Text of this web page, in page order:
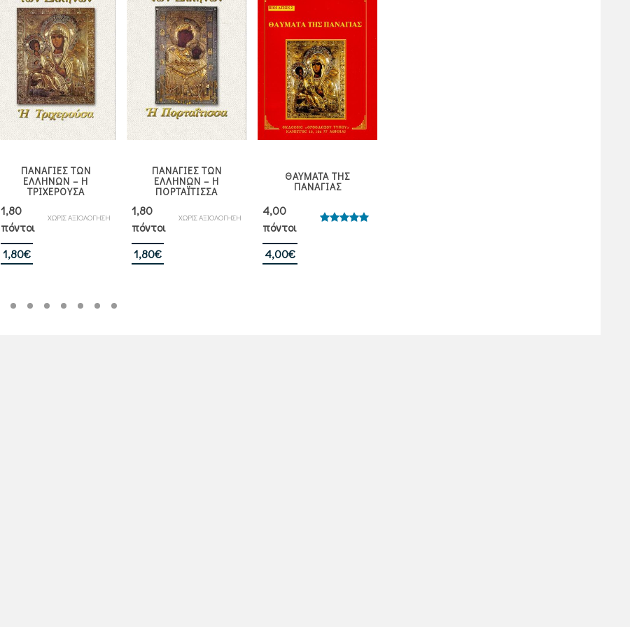
ΠΑΝΑΓΙΕΣ ΤΩΝ
ΕΛΛΗΝΩΝ – Η
ΤΡΙΧΕΡΟΥΣΑ
ΧΩΡΙΣ ΑΞΙΟΛΟΓΗΣΗ
1,80
πόντοι
1,80€
ΠΑΝΑΓΙΕΣ ΤΩΝ
ΕΛΛΗΝΩΝ – Η
ΠΟΡΤΑΪΤΙΣΣΑ
ΧΩΡΙΣ ΑΞΙΟΛΟΓΗΣΗ
1,80
πόντοι
1,80€
ΘΑΥΜΑΤΑ ΤΗΣ
ΠΑΝΑΓΙΑΣ
Βαθμολογήθηκε
4,00
πόντοι
4,00€